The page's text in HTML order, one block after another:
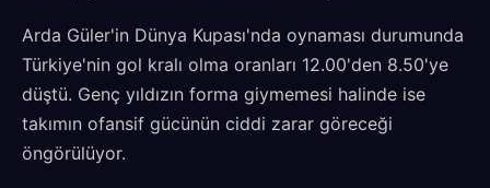
Arda Güler'in Dünya Kupası'nda oynaması durumunda
Türkiye'nin gol kralı olma oranları 12.00'den 8.50'ye
düştü. Genç yıldızın forma giymemesi halinde ise
takımın ofansif gücünün ciddi zarar göreceği
öngörülüyor.